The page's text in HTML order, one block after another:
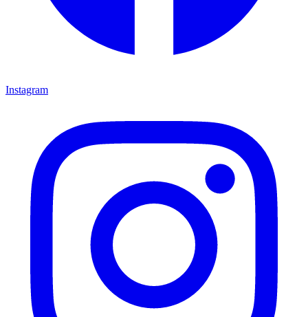
Instagram